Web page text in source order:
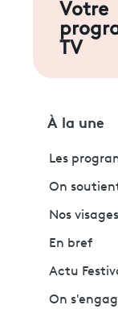
Votre
TV
À la une
Les
On
Nos visages
En bref
Actu
On